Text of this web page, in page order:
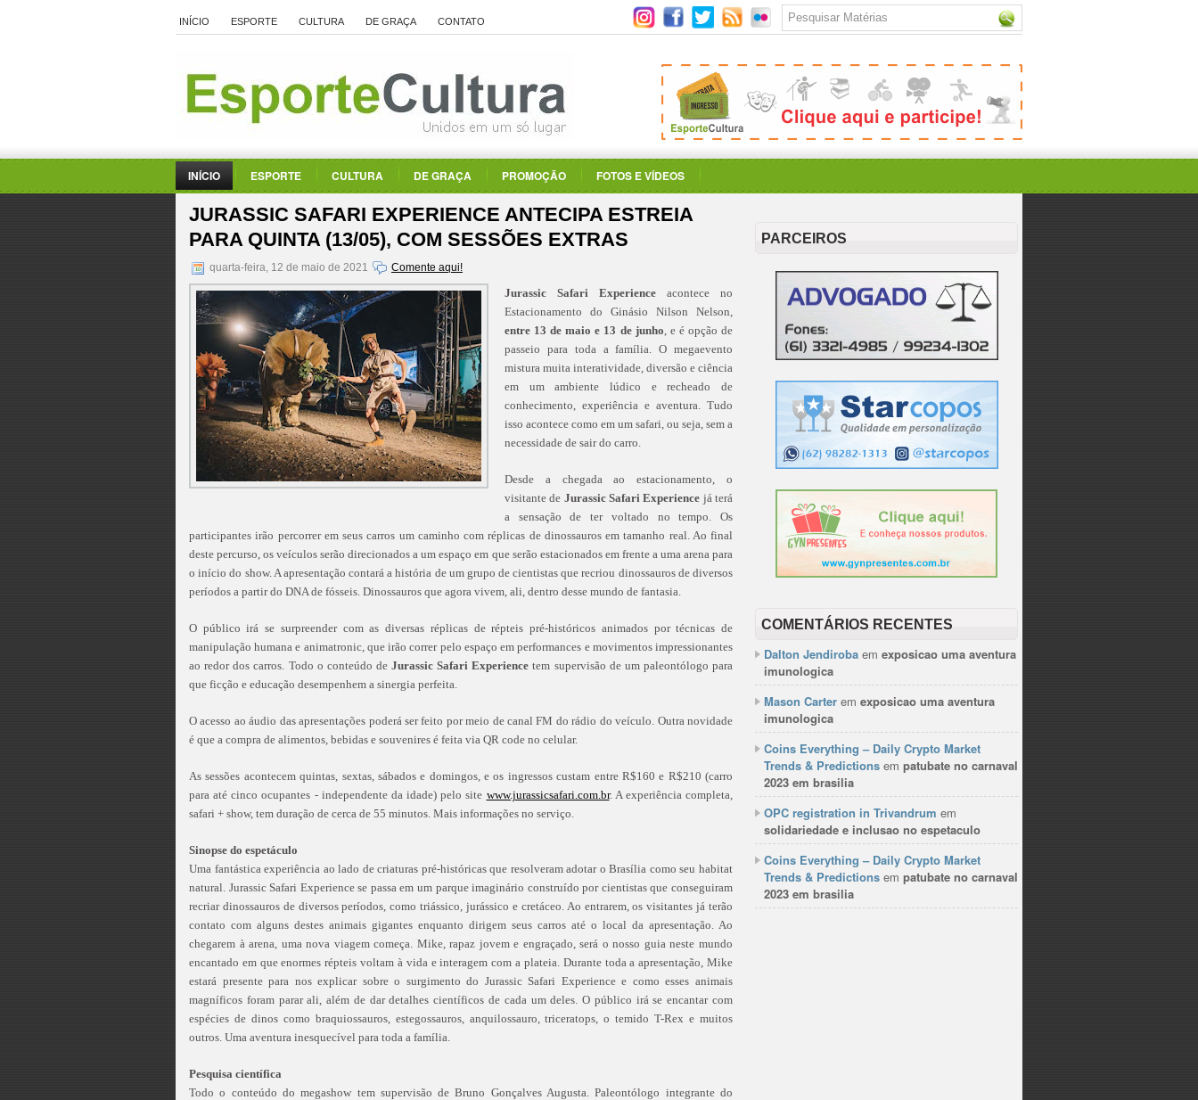
INÍCIO ESPORTE CULTURA DE GRAÇA CONTATO
INÍCIO ESPORTE CULTURA DE GRAÇA PROMOÇÃO FOTOS E VÍDEOS
JURASSIC SAFARI EXPERIENCE ANTECIPA ESTREIA
PARA QUINTA (13/05), COM SESSÕES EXTRAS
quarta-feira, 12 de maio de 2021 Comente aqui!
Jurassic Safari Experience acontece no
Estacionamento do Ginásio Nilson Nelson,
entre 13 de maio e 13 de junho, e é opção de
passeio para toda a família. O megaevento
mistura muita interatividade, diversão e ciência
em um ambiente lúdico e recheado de
conhecimento, experiência e aventura. Tudo
isso acontece como em um safari, ou seja, sem a
necessidade de sair do carro.
Desde a chegada ao estacionamento, o
visitante de Jurassic Safari Experience já terá
a sensação de ter voltado no tempo. Os
participantes irão percorrer em seus carros um caminho com réplicas de dinossauros em tamanho real. Ao final
deste percurso, os veículos serão direcionados a um espaço em que serão estacionados em frente a uma arena para
o início do show. A apresentação contará a história de um grupo de cientistas que recriou dinossauros de diversos
períodos a partir do DNA de fósseis. Dinossauros que agora vivem, ali, dentro desse mundo de fantasia.
O público irá se surpreender com as diversas réplicas de répteis pré-históricos animados por técnicas de
manipulação humana e animatronic, que irão correr pelo espaço em performances e movimentos impressionantes
ao redor dos carros. Todo o conteúdo de Jurassic Safari Experience tem supervisão de um paleontólogo para
que ficção e educação desempenhem a sinergia perfeita.
O acesso ao áudio das apresentações poderá ser feito por meio de canal FM do rádio do veículo. Outra novidade
é que a compra de alimentos, bebidas e souvenires é feita via QR code no celular.
As sessões acontecem quintas, sextas, sábados e domingos, e os ingressos custam entre R$160 e R$210 (carro
para até cinco ocupantes - independente da idade) pelo site www.jurassicsafari.com.br. A experiência completa,
safari + show, tem duração de cerca de 55 minutos. Mais informações no serviço.
Sinopse do espetáculo
Uma fantástica experiência ao lado de criaturas pré-históricas que resolveram adotar o Brasília como seu habitat
natural. Jurassic Safari Experience se passa em um parque imaginário construído por cientistas que conseguiram
recriar dinossauros de diversos períodos, como triássico, jurássico e cretáceo. Ao entrarem, os visitantes já terão
contato com alguns destes animais gigantes enquanto dirigem seus carros até o local da apresentação. Ao
chegarem à arena, uma nova viagem começa. Mike, rapaz jovem e engraçado, será o nosso guia neste mundo
encantado em que enormes répteis voltam à vida e interagem com a plateia. Durante toda a apresentação, Mike
estará presente para nos explicar sobre o surgimento do Jurassic Safari Experience e como esses animais
magníficos foram parar ali, além de dar detalhes científicos de cada um deles. O público irá se encantar com
espécies de dinos como braquiossauros, estegossauros, anquilossauro, triceratops, o temido T-Rex e muitos
outros. Uma aventura inesquecível para toda a família.
Pesquisa científica
Todo o conteúdo do megashow tem supervisão de Bruno Gonçalves Augusta. Paleontólogo integrante do
PARCEIROS
COMENTÁRIOS RECENTES
Dalton Jendiroba em exposicao uma aventura
imunologica
Mason Carter em exposicao uma aventura
imunologica
Coins Everything – Daily Crypto Market
Trends & Predictions em patubate no carnaval
2023 em brasilia
OPC registration in Trivandrum em
solidariedade e inclusao no espetaculo
Coins Everything – Daily Crypto Market
Trends & Predictions em patubate no carnaval
2023 em brasilia